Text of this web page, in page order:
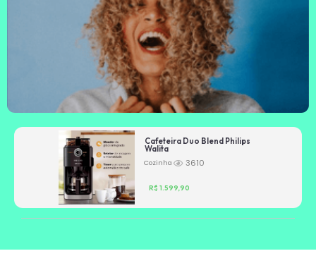
Cafeteira Duo Blend Philips
Walita
Cozinha 3610
R$ 1.599,90